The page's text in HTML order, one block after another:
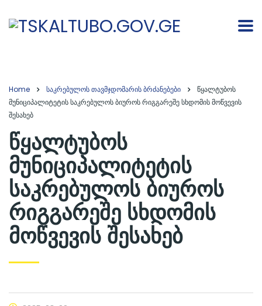
Home საკრებულოს თავმჯდომარის ბრძანებები
წყალტუბოს
მუნიციპალიტეტის საკრებულოს ბიუროს რიგგარეშე სხდომის მოწვევის
შესახებ
წყალტუბოს
მუნიციპალიტეტის
საკრებულოს ბიუროს
რიგგარეშე სხდომის
მოწვევის შესახებ